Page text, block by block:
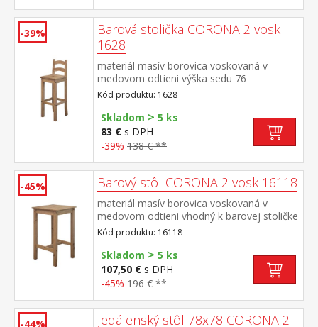
-39%
Barová stolička CORONA 2 vosk
1628
materiál masív borovica voskovaná v
medovom odtieni výška sedu 76
cm vhodná k barovému stolu CORONA 2
vosk 16118 súčasť zostavy Corona 2
Kód produktu: 1628
Skladom > 5 ks
83 € s DPH
-39% 138 € **
-45% Barový stôl CORONA 2 vosk 16118
materiál masív borovica voskovaná v
medovom odtieni vhodný k barovej stoličke
CORONA 2 vosk 1628 súčasť zostavy
Corona 2
Kód produktu: 16118
Skladom > 5 ks
107,50 € s DPH
-45% 196 € **
-44% Jedálenský stôl 78x78 CORONA 2